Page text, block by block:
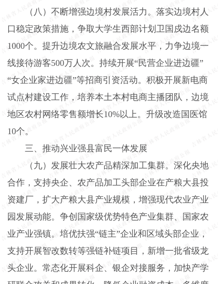
（八）不断增强边境村发展活力。 落实边境村人
口稳定政策措施，争取大学生西部计划卫国戍边名额
1000个。提升边境农文旅融合发展水平，力争边境一
线接待游客500万人次。持续开展“民营企业进边疆”
“女企业家进边疆”等招商引资活动。积极开展新电商
试点村建设工作，培养本土本村电商主播团队，边境
地区农村网络零售额增长10%以上。升级改造国医馆
10个。
三、推动兴业强县富民一体发展
（九）发展壮大农产品精深加工集群。 深化央地
合作，支持央企、农产品加工头部企业在产粮大县投
资建厂，扩大产粮大县产业规模，增强现代农业产业
园发展动能。争创国家级优势特色产业集群、国家农
业产业强镇。培优扶强“链主”企业和区域头部企业，
支持开展智改数转等强链补链项目，新增一批省级龙
头企业。常态化开展科企、银企对接服务，加快产学